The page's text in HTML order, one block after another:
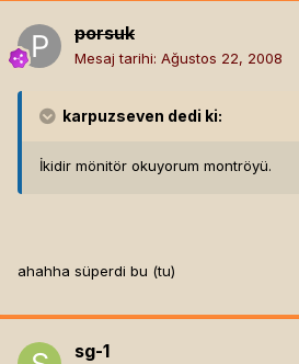
porsuk
Mesaj tarihi: Ağustos 22, 2008
karpuzseven dedi ki:
İkidir mönitör okuyorum montröyü.
ahahha süperdi bu (tu)
sg-1